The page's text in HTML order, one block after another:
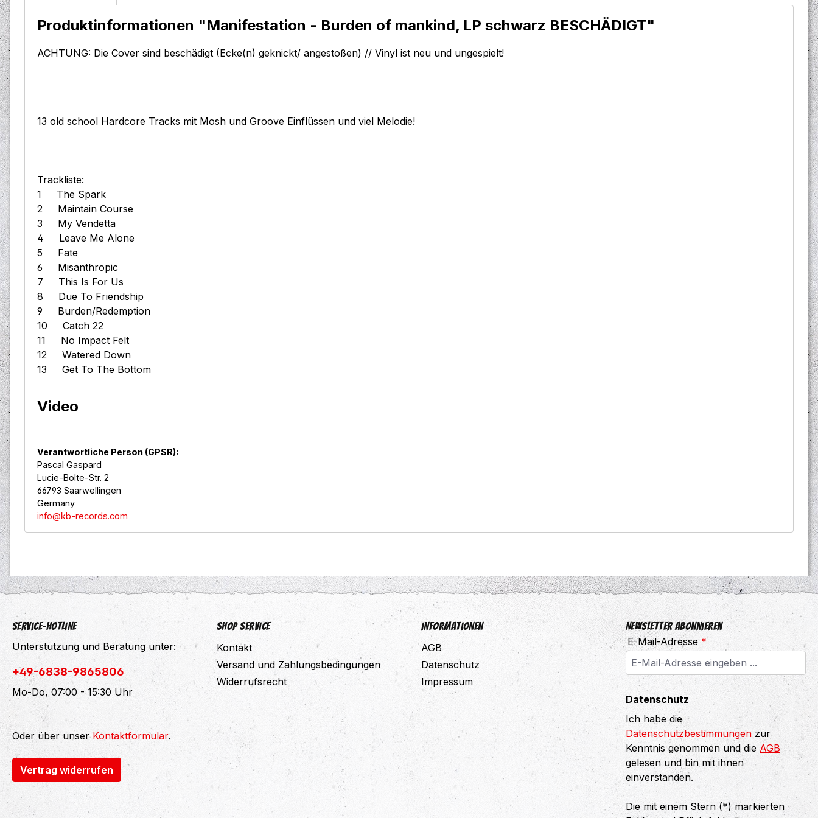
Produktinformationen "Manifestation - Burden of mankind, LP schwarz BESCHÄDIGT"
ACHTUNG: Die Cover sind beschädigt (Ecke(n) geknickt/ angestoßen) // Vinyl ist neu und ungespielt!
13 old school Hardcore Tracks mit Mosh und Groove Einflüssen und viel Melodie!
Trackliste:
1 The Spark
2 Maintain Course
3 My Vendetta
4 Leave Me Alone
5 Fate
6 Misanthropic
7 This Is For Us
8 Due To Friendship
9 Burden/Redemption
10 Catch 22
11 No Impact Felt
12 Watered Down
13 Get To The Bottom
Video
Verantwortliche Person (GPSR):
Pascal Gaspard
Lucie-Bolte-Str. 2
66793 Saarwellingen
Germany
info@kb-records.com
Service-Hotline
Unterstützung und Beratung unter:
+49-6838-9865806
Mo-Do, 07:00 - 15:30 Uhr
Oder über unser Kontaktformular.
Vertrag widerrufen
Shop Service
Kontakt
Versand und Zahlungsbedingungen
Widerrufsrecht
Informationen
AGB
Datenschutz
Impressum
Newsletter abonnieren
E-Mail-Adresse *
Datenschutz
Ich habe die
Datenschutzbestimmungen zur
Kenntnis genommen und die AGB
gelesen und bin mit ihnen
einverstanden.
Die mit einem Stern (*) markierten